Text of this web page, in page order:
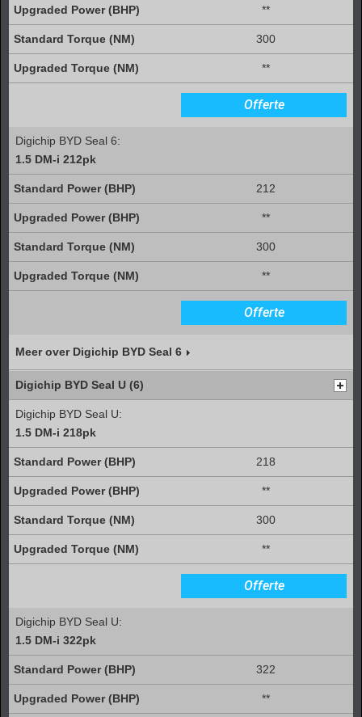
**
300
**
Offerte
Digichip BYD Seal 6:
1.5 DM-i 212pk
212
**
300
**
Offerte
Meer over Digichip BYD Seal 6
Digichip BYD Seal U (6)
Digichip BYD Seal U:
1.5 DM-i 218pk
218
**
300
**
Offerte
Digichip BYD Seal U:
1.5 DM-i 322pk
322
**